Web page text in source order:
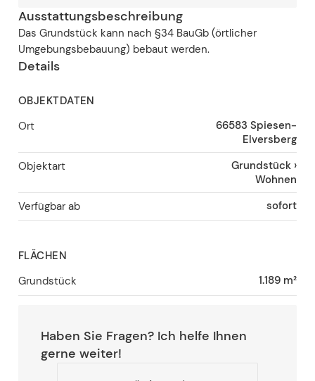
Ausstattungsbeschreibung
Das Grundstück kann nach §34 BauGb (örtlicher
Umgebungsbebauung) bebaut werden.
Details
OBJEKTDATEN
Ort
66583 Spiesen-
Elversberg
Objektart
Grundstück ›
Wohnen
Verfügbar ab
sofort
FLÄCHEN
Grundstück
1.189 m²
Haben Sie Fragen? Ich helfe Ihnen
gerne weiter!